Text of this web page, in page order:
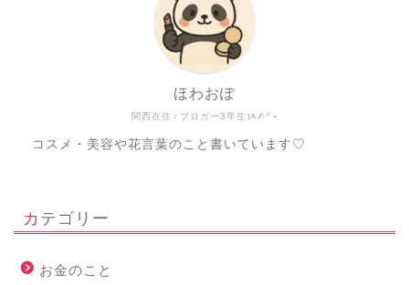
関西在住♀ブロガー3年生ᝰ✍︎꙳⋆
ほわおぽ
コスメ・美容や花言葉のこと書いています♡
カテゴリー
お金のこと